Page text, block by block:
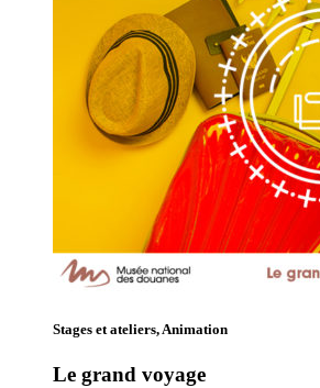
Stages et ateliers, Animation
Le grand voyage